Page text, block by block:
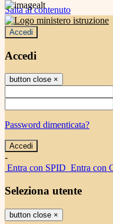
Salta al contenuto
Accedi
Accedi
button close ×
Password dimenticata?
-
Entra con SPID Entra con
Seleziona utente
button close ×